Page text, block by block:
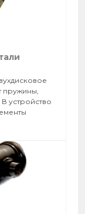
пружины,
устройство